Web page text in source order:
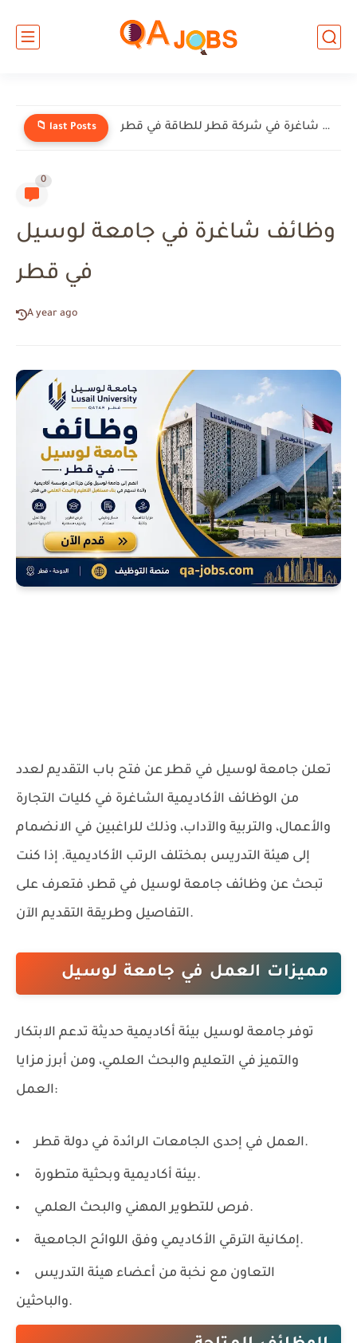
📁 last Posts وظائف شاغرة في شركة إنيرميك (EnerMech) في قطر
0
وظائف شاغرة في جامعة لوسيل
في قطر
A year ago
تعلن جامعة لوسيل في قطرعن فتح باب التقديم لعدد
من الوظائف الأكاديمية الشاغرة في كليات التجارة
والأعمال، والتربية والآداب، وذلك للراغبين في الانضمام
إلى هيئة التدريس بمختلف الرتب الأكاديمية. إذا كنت
تبحث عن وظائف جامعة لوسيل في قطر، فتعرف على
التفاصيل وطريقة التقديم الآن.
مميزات العمل في جامعة لوسيل
توفر جامعة لوسيل بيئة أكاديمية حديثة تدعم الابتكار
والتميز في التعليم والبحث العلمي، ومن أبرز مزايا
العمل:
العمل في إحدى الجامعات الرائدة في دولة قطر.
بيئة أكاديمية وبحثية متطورة.
فرص للتطوير المهني والبحث العلمي.
إمكانية الترقي الأكاديمي وفق اللوائح الجامعية.
التعاون مع نخبة من أعضاء هيئة التدريس
والباحثين.